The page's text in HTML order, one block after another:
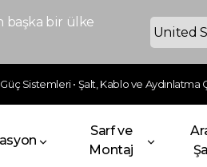
bir ülke
Sistemleri • Şalt, Kablo ve Aydınlatma
Sarf ve
Montaj